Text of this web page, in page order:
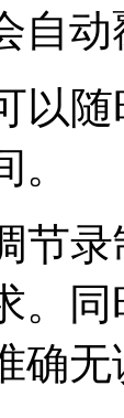
自
以
节
。
确无